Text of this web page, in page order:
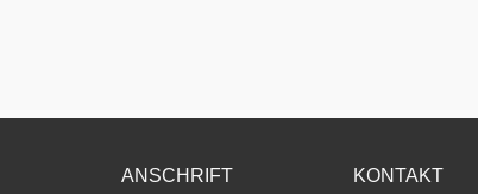
ANSCHRIFT KONTAKT